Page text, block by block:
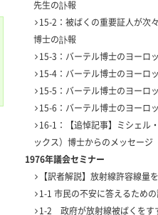
先生の訃報
15-2：被ばくの重要証人が次
博士の訃報
15-3：バーテル博士のヨーロ
15-4：バーテル博士のヨーロ
15-5：バーテル博士のヨーロ
15-6：バーテル博士のヨーロ
16-1：【追悼記事】ミシェル
ックス）博士からのメッセージ
1976年議会セミナー
【訳者解説】放射線許容線量
1-1 市民の不安に答えるため
1-2 政府が放射線被ばくをす